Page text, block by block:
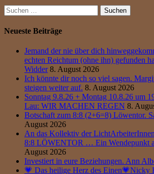
Suchen
nach:
Neueste Beiträge
Jemand der nie über dich
echten Reichtum (ohne ihn) gefunden
Widder 8. August 2026
Ich könnte dir noch so viel sagen.
steigen weiter auf. 8. August 2026
Sonntag 9.8.26 + Montag 10.8.26 um
Lau: WIR MACHEN REGEN 8.
Botschaft zum 8:8 (2+6=8) Löwentor.
August 2026
An das Kollektiv der
8:8 LÖWENTOR … Ein Wendepunkt
August 2026
Investiert in eure Beziehungen. Ann
💗 Das heilige Herz des Einen💗Nicky